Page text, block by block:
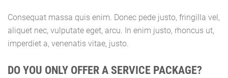
Consequat massa quis enim. Donec pede justo, fringilla vel,
aliquet nec, vulputate eget, arcu. In enim justo, rhoncus ut,
imperdiet a, venenatis vitae, justo.
DO YOU ONLY OFFER A SERVICE PACKAGE?